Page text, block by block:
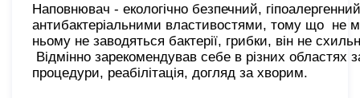
Наповнювач - екологічно безпечний,
антибактеріальними властивостями, тому що не
ньому не заводяться бактерії, грибки, він не
Відмінно зарекомендував себе в різних областях
процедури, реабілітація, догляд за хворим.